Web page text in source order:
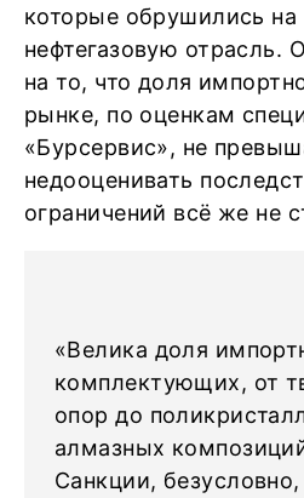
которые обрушились
нефтегазовую отрасль.
на то, что доля
рынке, по оценкам
«Бурсервис», не
недооценивать
ограничений всё же не
«Велика доля
комплектующих, от
опор до
алмазных
Санкции,